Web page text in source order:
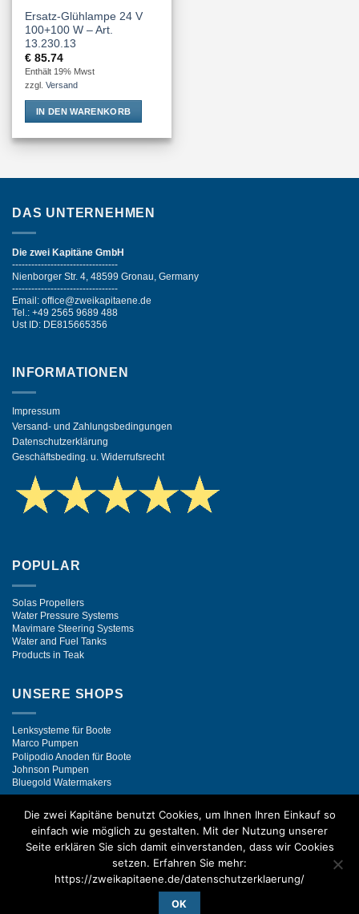
Ersatz-Glühlampe 24 V
100+100 W – Art.
13.230.13
€ 85.74
Enthält 19% Mwst
zzgl.Versand
IN DEN WARENKORB
DAS UNTERNEHMEN
Die zwei Kapitäne GmbH
---------------------------------
Nienborger Str. 4, 48599 Gronau, Germany
---------------------------------
Email: office@zweikapitaene.de
Tel.: +49 2565 9689 488
Ust ID: DE815665356
INFORMATIONEN
Impressum
Versand- und Zahlungsbedingungen
Datenschutzerklärung
Geschäftsbeding. u. Widerrufsrecht
POPULAR
Solas Propellers
Water Pressure Systems
Mavimare Steering Systems
Water and Fuel Tanks
Products in Teak
UNSERE SHOPS
Lenksysteme für Boote
Marco Pumpen
Polipodio Anoden für Boote
Johnson Pumpen
Bluegold Watermakers
Visa PayPal Stripe MasterCardBank
Copyright 2005-2026 ©Die zwei Kapitäne
VERTRAG WIDERRUFEN
Die zwei Kapitäne benutzt Cookies, um Ihnen Ihren Einkauf so
einfach wie möglich zu gestalten. Mit der Nutzung unserer
Seite erklären Sie sich damit einverstanden, dass wir Cookies
setzen. Erfahren Sie mehr:
https://zweikapitaene.de/datenschutzerklaerung/
OK